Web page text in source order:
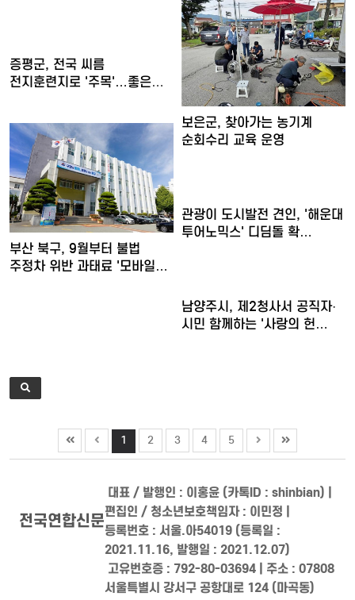
보은군, 찾아가는 농기계
순회수리 교육 운영
증평군, 전국 씨름
전지훈련지로 '주목'…좋은
부산 북구, 9월부터 불법
주정차 위반 과태료 '모바일…
관광이 도시발전 견인, '해운대
투어노믹스' 디딤돌 확…
남양주시, 제2청사서 공직자·
시민 함께하는 '사랑의 헌…
1 2 3 4 5
전국연합신문
대표 / 발행인 : 이홍윤 (카톡ID : shinbian) |
편집인 / 청소년보호책임자 : 이민정 |
등록번호 : 서울.아54019 (등록일 :
2021.11.16, 발행일 : 2021.12.07)
고유번호증 : 792-80-03694 | 주소 : 07808
서울특별시 강서구 공항대로 124 (마곡동)